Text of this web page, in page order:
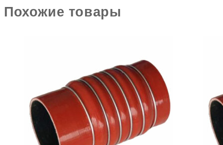
Похожие товары